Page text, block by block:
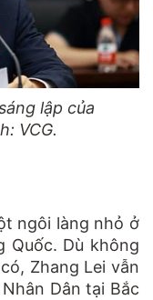
lập của
VCG.
ngôi làng nhỏ ở
Quốc. Dù không
Zhang Lei vẫn
Dân tại Bắc